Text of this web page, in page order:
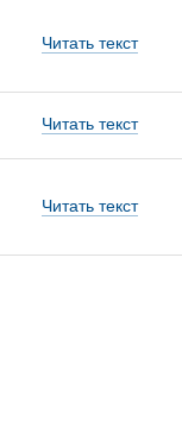
Читать текст
Читать текст
Читать текст